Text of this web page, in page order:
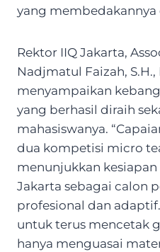
yang
Rektor IIQ Jakarta,
Nadjmatul Faizah, S.H.,
menyampaikan
yang berhasil diraih
mahasiswanya.
dua kompetisi micro
menunjukkan kesiapan
Jakarta sebagai calon
profesional dan
untuk terus mencetak
hanya menguasai